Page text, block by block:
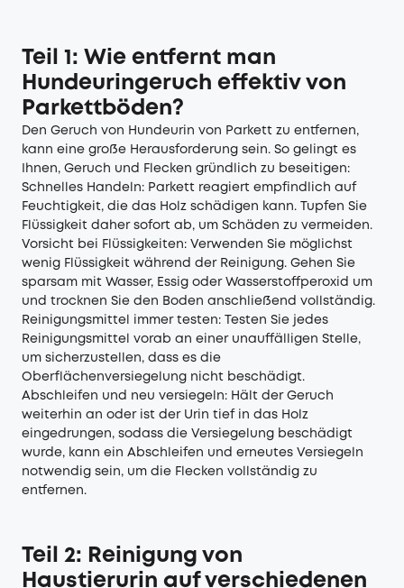
Teil 1: Wie entfernt man
Hundeuringeruch effektiv von
Parkettböden?
Den Geruch von Hundeurin von Parkett zu entfernen,
kann eine große Herausforderung sein. So gelingt es
Ihnen, Geruch und Flecken gründlich zu beseitigen:
Schnelles Handeln: Parkett reagiert empfindlich auf
Feuchtigkeit, die das Holz schädigen kann. Tupfen Sie
Flüssigkeit daher sofort ab, um Schäden zu vermeiden.
Vorsicht bei Flüssigkeiten: Verwenden Sie möglichst
wenig Flüssigkeit während der Reinigung. Gehen Sie
sparsam mit Wasser, Essig oder Wasserstoffperoxid um
und trocknen Sie den Boden anschließend vollständig.
Reinigungsmittel immer testen: Testen Sie jedes
Reinigungsmittel vorab an einer unauffälligen Stelle,
um sicherzustellen, dass es die
Oberflächenversiegelung nicht beschädigt.
Abschleifen und neu versiegeln: Hält der Geruch
weiterhin an oder ist der Urin tief in das Holz
eingedrungen, sodass die Versiegelung beschädigt
wurde, kann ein Abschleifen und erneutes Versiegeln
notwendig sein, um die Flecken vollständig zu
entfernen.
Teil 2: Reinigung von
Haustierurin auf verschiedenen